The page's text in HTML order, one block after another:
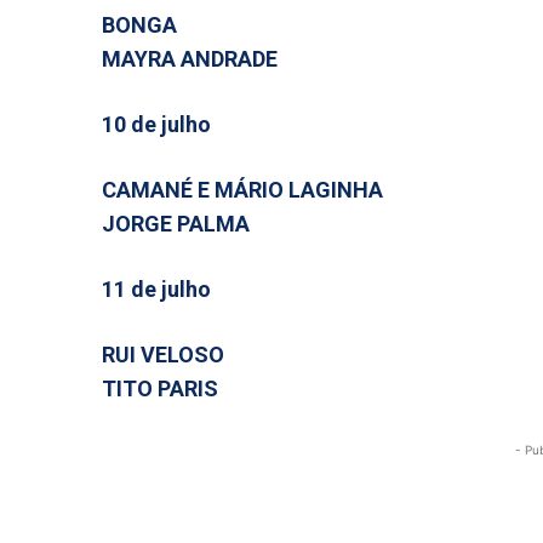
BONGA
MAYRA ANDRADE
10 de julho
CAMANÉ E MÁRIO LAGINHA
JORGE PALMA
11 de julho
RUI VELOSO
TITO PARIS
-